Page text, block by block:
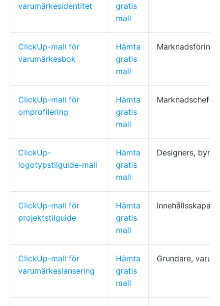
varumärkesidentitet
gratis
mall
ClickUp-mall för
varumärkesbok
Hämta
gratis
mall
ClickUp-mall för
omprofilering
Hämta
gratis
mall
ClickUp-
logotypstilguide-mall
Hämta
gratis
mall
Designers,
ClickUp-mall för
projektstilguide
Hämta
gratis
mall
ClickUp-mall för
varumärkeslansering
Hämta
gratis
mall
Grundare,